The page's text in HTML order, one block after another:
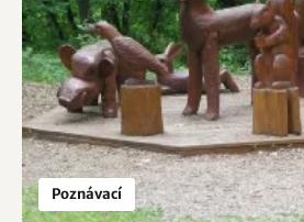
Poznávací